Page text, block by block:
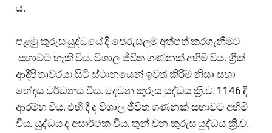
ය.
පළමු කුරුස යුද්ධයේ දී ජෙරුසලම අත්පත් කරගැනීමට
සභාවට හැකි විය. විශාල ජීවිත ගණනක් අහිමි විය. ග්‍රීක්
ආදීපිතෘවරයා සිටි ස්ථානයෙන් ඉවත් කිරීම නිසා සභා
භේදය වර්ධනය විය. දෙවන කුරුස යුද්ධය ක්‍රි.ව. 1146 දී
ආරම්භ විය. එහි දී ද විශාල ජීවිත ගණනක් සභාවට අහිමි
විය. යුද්ධය ද අසාර්ථක විය. තුන් වන කුරුස යුද්ධය ක්‍රි.ව.